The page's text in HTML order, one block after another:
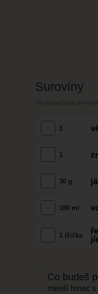
Suroviny
Vše je spočítané pro 3
1
1
30 g
180 ml
1 lžička
Co budeš
menší hrnec